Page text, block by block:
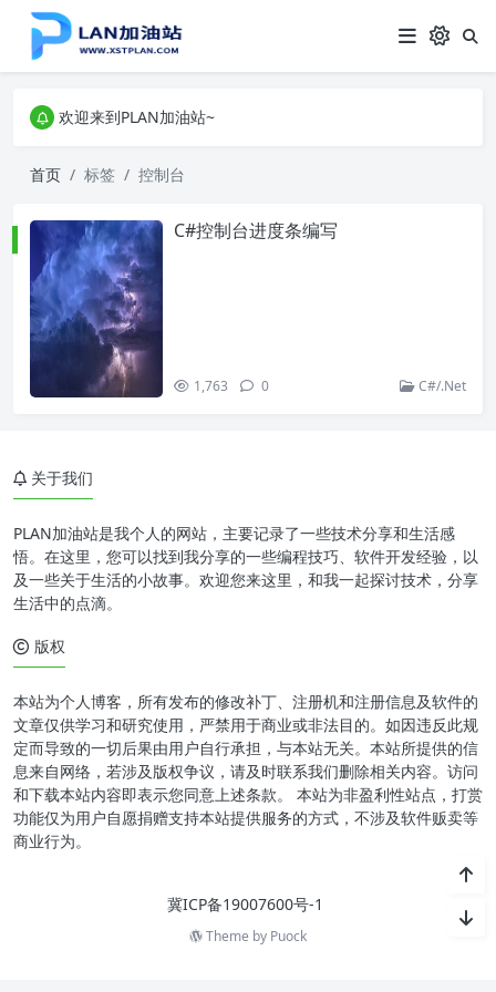
欢迎来到PLAN加油站~
欢迎来到PLAN加油站~
首页 标签 控制台
C#控制台进度条编写
1,763 0 C#/.Net
关于我们
PLAN加油站是我个人的网站，主要记录了一些技术分享和生活感
悟。在这里，您可以找到我分享的一些编程技巧、软件开发经验，以
及一些关于生活的小故事。欢迎您来这里，和我一起探讨技术，分享
生活中的点滴。
版权
本站为个人博客，所有发布的修改补丁、注册机和注册信息及软件的
文章仅供学习和研究使用，严禁用于商业或非法目的。如因违反此规
定而导致的一切后果由用户自行承担，与本站无关。本站所提供的信
息来自网络，若涉及版权争议，请及时联系我们删除相关内容。访问
和下载本站内容即表示您同意上述条款。 本站为非盈利性站点，打赏
功能仅为用户自愿捐赠支持本站提供服务的方式，不涉及软件贩卖等
商业行为。
冀ICP备19007600号-1
Theme by Puock